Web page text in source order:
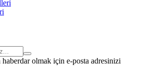
olmak için e-posta adresinizi